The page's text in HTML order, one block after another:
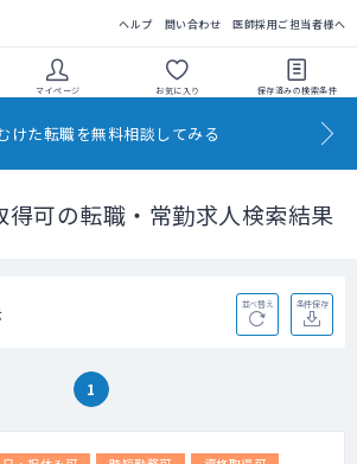
ヘルプ 問い合わせ 医師採用ご担当者様へ
マイページ お気に入り 保存済みの検索条件
けた転職を無料相談してみる
得可の転職・常勤求人検索結果
並べ替え 条件保存
1